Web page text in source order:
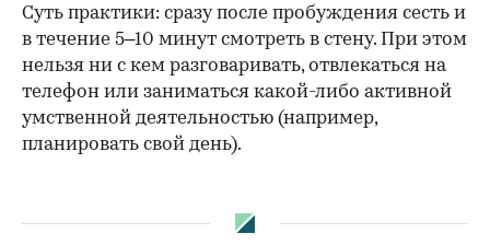
Суть практики: сразу после пробуждения сесть и
в течение 5–10 минут смотреть в стену. При этом
нельзя ни с кем разговаривать, отвлекаться на
телефон или заниматься какой-либо активной
умственной деятельностью (например,
планировать свой день).